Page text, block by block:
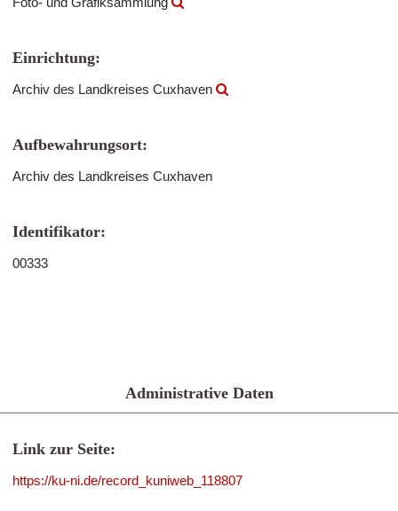
Einrichtung:
Archiv des Landkreises Cuxhaven
Aufbewahrungsort:
Archiv des Landkreises Cuxhaven
Identifikator:
00333
Administrative Daten
Link zur Seite:
https://ku-ni.de/record_kuniweb_118807